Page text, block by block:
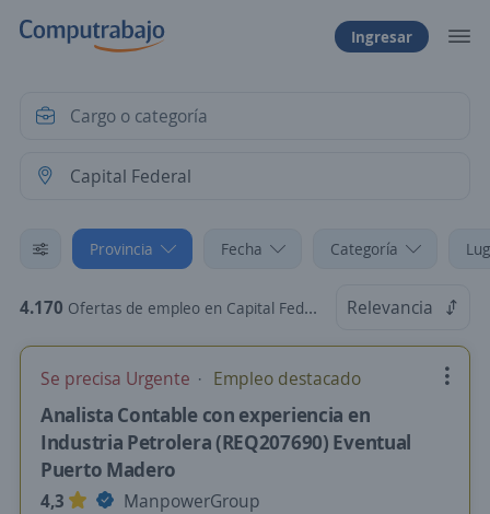
Ingresar
Provincia Fecha Categoría
4.170 Ofertas de empleo en Capital Federal Relevancia
Se precisa Urgente Empleo destacado
Analista Contable con experiencia en
Industria Petrolera (REQ207690) Eventual
Puerto Madero
4,3
ManpowerGroup